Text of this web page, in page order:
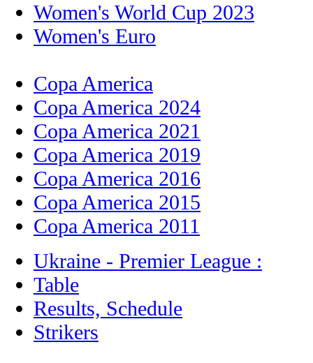
Women's World Cup 2023
Women's Euro
Copa America
Copa America 2024
Copa America 2021
Copa America 2019
Copa America 2016
Copa America 2015
Copa America 2011
Ukraine - Premier League :
Table
Results, Schedule
Strikers